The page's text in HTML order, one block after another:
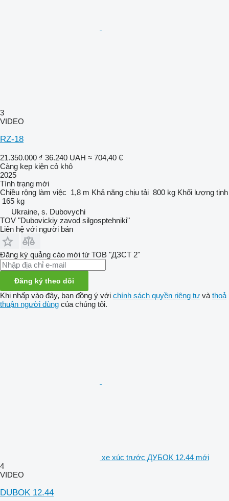
3
VIDEO
RZ-18
21.350.000 ₫ 36.240 UAH ≈ 704,40 €
Càng kẹp kiện cỏ khô
2025
Tình trạng mới
Chiều rộng làm việc 1,8 m Khả năng chịu tải 800 kg Khối lượng tịnh
165 kg
Ukraine, s. Dubovychi
TOV "Dubovickiy zavod silgosptehniki"
Liên hệ với người bán
Đăng ký quảng cáo mới từ ТОВ "ДЗСТ 2"
Đăng ký theo dõi
Khi nhấp vào đây, bạn đồng ý với chính sách quyền riêng tư và thoả
thuận người dùng của chúng tôi.
xe xúc trước ДУБОК 12.44 mới
4
VIDEO
DUBOK 12.44